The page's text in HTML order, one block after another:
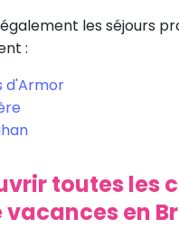
les séjours
:
d'Armor
toutes les
vacances en